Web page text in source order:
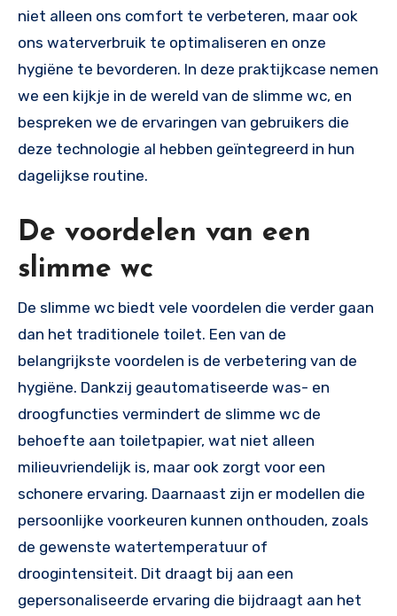
niet alleen ons comfort te verbeteren, maar ook
ons waterverbruik te optimaliseren en onze
hygiëne te bevorderen. In deze praktijkcase nemen
we een kijkje in de wereld van de slimme wc, en
bespreken we de ervaringen van gebruikers die
deze technologie al hebben geïntegreerd in hun
dagelijkse routine.
De voordelen van een
slimme wc
De slimme wc biedt vele voordelen die verder gaan
dan het traditionele toilet. Een van de
belangrijkste voordelen is de verbetering van de
hygiëne. Dankzij geautomatiseerde was- en
droogfuncties vermindert de slimme wc de
behoefte aan toiletpapier, wat niet alleen
milieuvriendelijk is, maar ook zorgt voor een
schonere ervaring. Daarnaast zijn er modellen die
persoonlijke voorkeuren kunnen onthouden, zoals
de gewenste watertemperatuur of
droogintensiteit. Dit draagt bij aan een
gepersonaliseerde ervaring die bijdraagt aan het